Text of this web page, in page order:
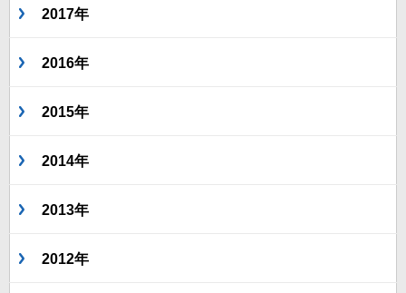
2017年
2016年
2015年
2014年
2013年
2012年